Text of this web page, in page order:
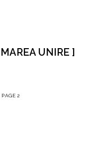
UNIRE ]
PAGE 2